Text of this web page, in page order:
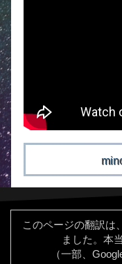
このページの翻訳は
ました。本
（一部、